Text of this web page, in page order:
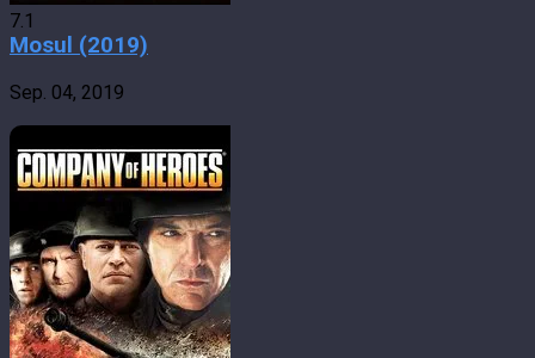
7.1
Mosul (2019)
Sep. 04, 2019